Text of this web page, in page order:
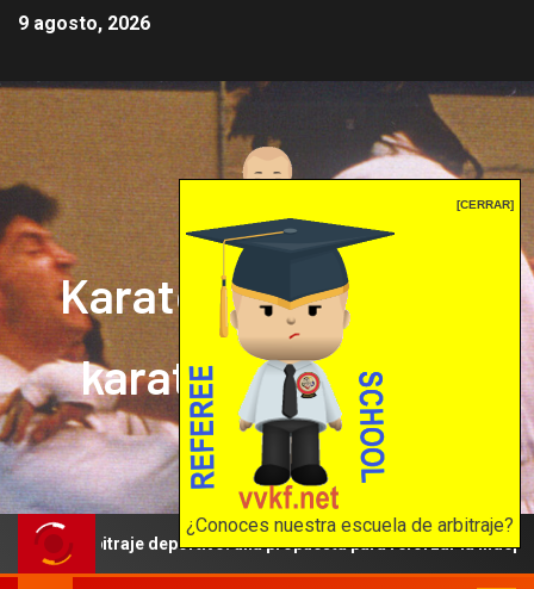
[CERRAR]
¿Conoces nuestra escuela de arbitraje?
9 agosto, 2026
Karate mrprepor: el
karate en internet
El karate en internet
deportivo: una propuesta para reforzar la independencia